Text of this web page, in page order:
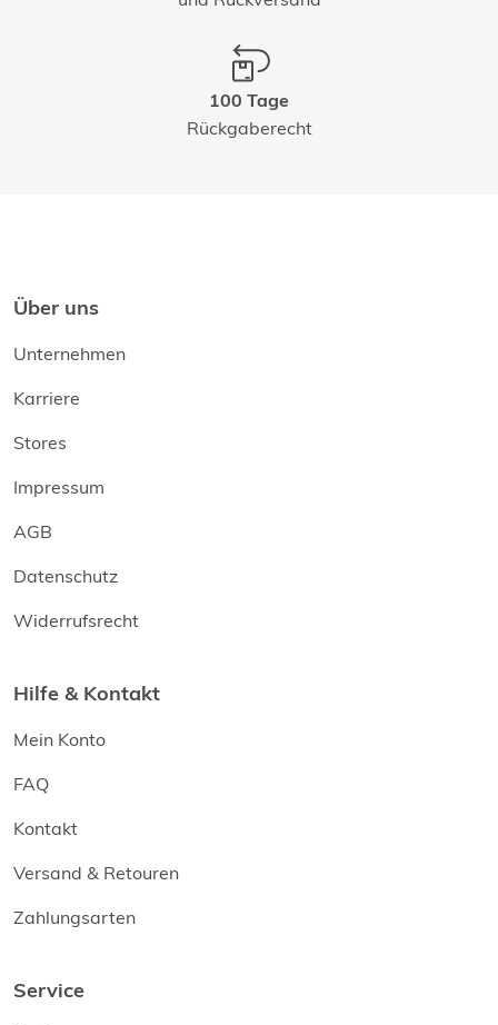
100 Tage
Rückgaberecht
Über uns
Unternehmen
Karriere
Stores
Impressum
AGB
Datenschutz
Widerrufsrecht
Hilfe & Kontakt
Mein Konto
FAQ
Kontakt
Versand & Retouren
Zahlungsarten
Service